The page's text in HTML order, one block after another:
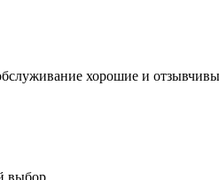
хорошие и